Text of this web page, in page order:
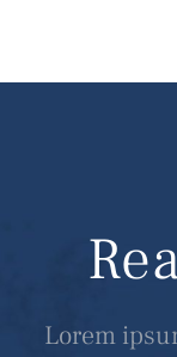
Lorem